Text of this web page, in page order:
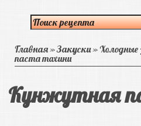
Главная»Закуски»Холодные
паста тахини
Кунжутная